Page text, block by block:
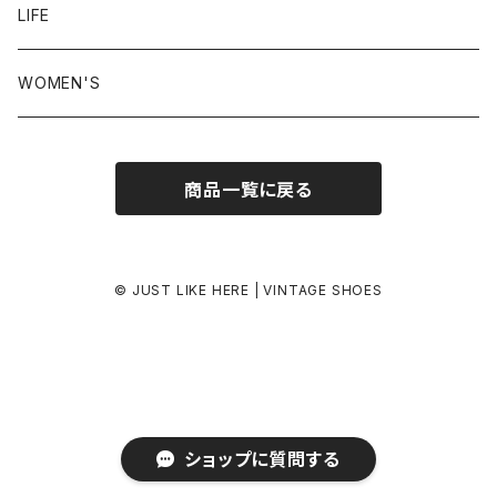
ショップに質問する
24.5-25.0 cm
25.0-25.5 cm
26.0-26.5 cm
26.5-27.0 cm
LIFE
WOMEN'S
商品一覧に戻る
© JUST LIKE HERE | VINTAGE SHOES